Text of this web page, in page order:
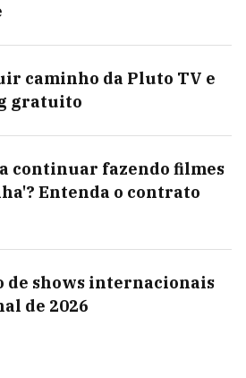
caminho da Pluto TV e
gratuito
continuar fazendo filmes
Entenda o contrato
de shows internacionais
de 2026